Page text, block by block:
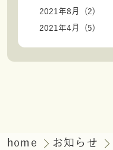
2021年8月 (2)
2021年4月 (5)
home お知らせ